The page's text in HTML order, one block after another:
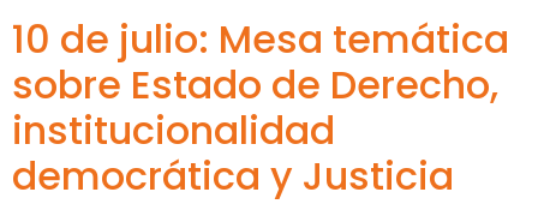
10 de julio: Mesa temática
sobre Estado de Derecho,
institucionalidad
democrática y Justicia